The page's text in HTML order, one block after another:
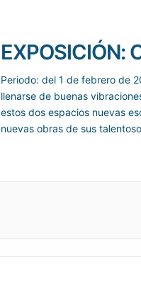
EXPOSICIÓN:
Periodo: del 1 de febrero de
llenarse de buenas
estos dos espacios nuevas
nuevas obras de sus